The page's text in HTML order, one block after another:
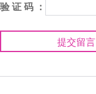
验 证 码 ：
提交留言